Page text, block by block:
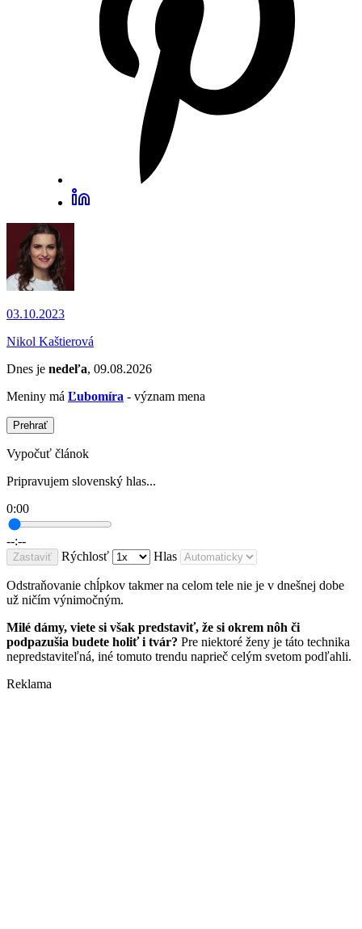
03.10.2023
Nikol Kaštierová
Dnes je nedeľa, 09.08.2026
Meniny má Ľubomíra - význam mena
Prehrať
Vypočuť článok
Pripravujem slovenský hlas...
0:00
--:--
Zastaviť Rýchlosť Hlas
Odstraňovanie chĺpkov takmer na celom tele nie je v dnešnej dobe
už ničím výnimočným.
Milé dámy, viete si však predstaviť, že si okrem nôh či
podpazušia budete holiť i tvár? Pre niektoré ženy je táto technika
nepredstaviteľná, iné tomuto trendu naprieč celým svetom podľahli.
Reklama